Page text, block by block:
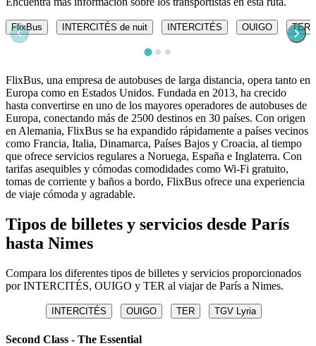
FlixBus INTERCITÉS de nuit INTERCITÉS OUIGO TER
FlixBus, una empresa de autobuses de larga distancia, opera tanto en
Europa como en Estados Unidos. Fundada en 2013, ha crecido
hasta convertirse en uno de los mayores operadores de autobuses de
Europa, conectando más de 2500 destinos en 30 países. Con origen
en Alemania, FlixBus se ha expandido rápidamente a países vecinos
como Francia, Italia, Dinamarca, Países Bajos y Croacia, al tiempo
que ofrece servicios regulares a Noruega, España e Inglaterra. Con
tarifas asequibles y cómodas comodidades como Wi-Fi gratuito,
tomas de corriente y baños a bordo, FlixBus ofrece una experiencia
de viaje cómoda y agradable.
Tipos de billetes y servicios desde París
hasta Nimes
Compara los diferentes tipos de billetes y servicios proporcionados
por INTERCITÉS, OUIGO y TER al viajar de París a Nimes.
INTERCITÉS OUIGO TER TGV Lyria
Second Class - The Essential